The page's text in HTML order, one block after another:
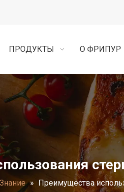
ПРОДУКТЫ О ФРИПУР
Знание » Преимущества